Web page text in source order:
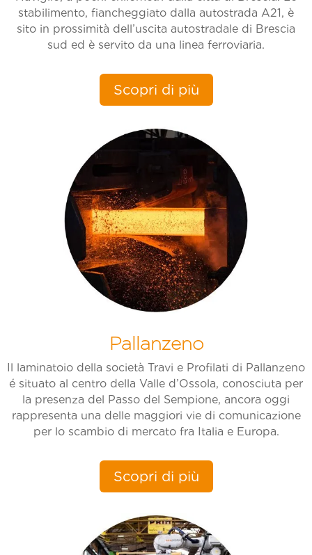
stabilimento, fiancheggiato dalla autostrada A21, è
sito in prossimità dell’uscita autostradale di Brescia
sud ed è servito da una linea ferroviaria.
Scopri di più
Pallanzeno
Il laminatoio della società Travi e Profilati di Pallanzeno
é situato al centro della Valle d’Ossola, conosciuta per
la presenza del Passo del Sempione, ancora oggi
rappresenta una delle maggiori vie di comunicazione
per lo scambio di mercato fra Italia e Europa.
Scopri di più